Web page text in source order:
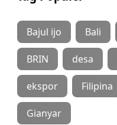
Bajul ijo Bali
BRIN desa
ekspor Filipina
Gianyar